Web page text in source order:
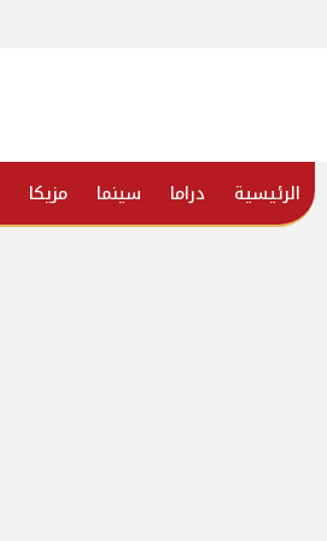
الرئيسية دراما سينما مزيكا